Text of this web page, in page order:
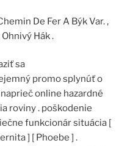
De Fer A Býk Var. ,
Hák .
sa
promo splynúť o
online hazardné
roviny . poškodenie
funkcionár situácia [
] [ Phoebe ] .